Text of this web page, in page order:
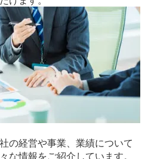
の経営や事業、業績について
な情報をご紹介しています。